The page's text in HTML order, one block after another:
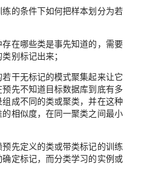
的条件下如何把样本划分为若
在哪些类是事先知道的，需要
别标记出来；
干无标记的模式聚集起来让它
先不知道目标数据库到底有多
成不同的类或聚类，并在这种
相似度，在同一聚类之间最小
先定义的类或带类标记的训练
定标记，而分类学习的实例或